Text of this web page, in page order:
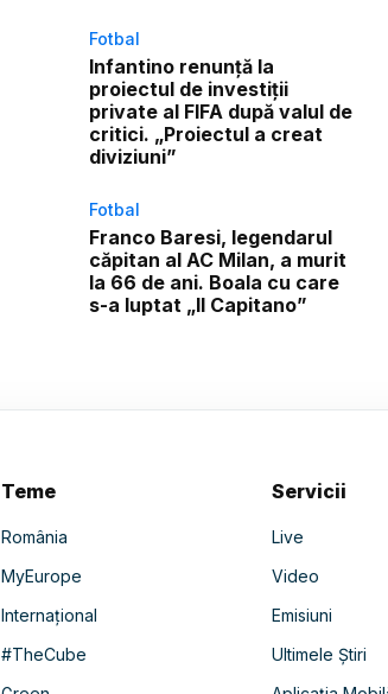
Fotbal
Infantino renunță la
proiectul de investiții
private al FIFA după valul de
critici. „Proiectul a creat
diviziuni”
Fotbal
Franco Baresi, legendarul
căpitan al AC Milan, a murit
la 66 de ani. Boala cu care
s-a luptat „Il Capitano”
Teme
România
MyEurope
Internațional
#TheCube
Servicii
Live
Video
Emisiuni
Ultimele Știri